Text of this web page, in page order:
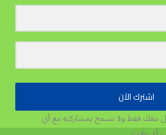
اشترك الآن
معك فقط ولا نسمح بمشاركته مع أي